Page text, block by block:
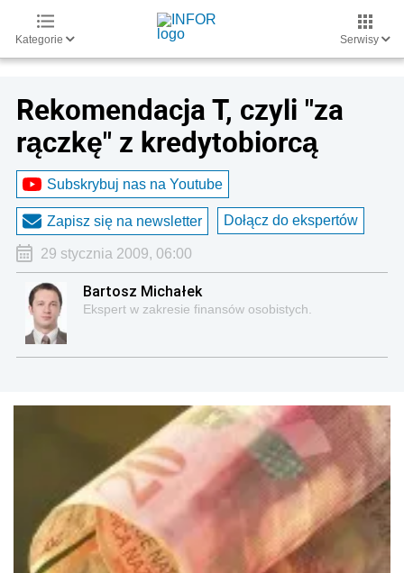
Kategorie Serwisy
Rekomendacja T, czyli "za
rączkę" z kredytobiorcą
Subskrybuj nas na Youtube
Zapisz się na newsletter Dołącz do ekspertów
29 stycznia 2009, 06:00
Bartosz Michałek
Ekspert w zakresie finansów osobistych.